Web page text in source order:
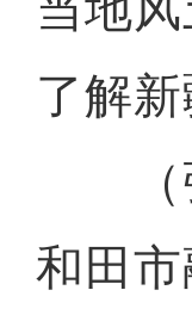
了解新
（张
和田市